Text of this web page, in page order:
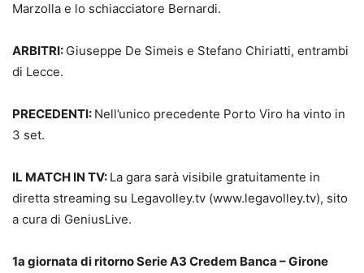
Marzolla e lo schiacciatore Bernardi.
ARBITRI: Giuseppe De Simeis e Stefano Chiriatti, entrambi
di Lecce.
PRECEDENTI: Nell’unico precedente Porto Viro ha vinto in
3 set.
IL MATCH IN TV: La gara sarà visibile gratuitamente in
diretta streaming su Legavolley.tv (www.legavolley.tv), sito
a cura di GeniusLive.
1a giornata di ritorno Serie A3 Credem Banca – Girone